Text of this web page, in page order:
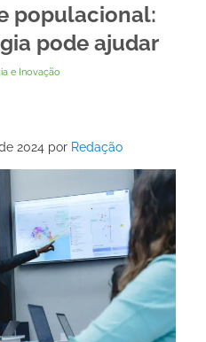
populacional:
pode ajudar
e Inovação
2024 por Redação